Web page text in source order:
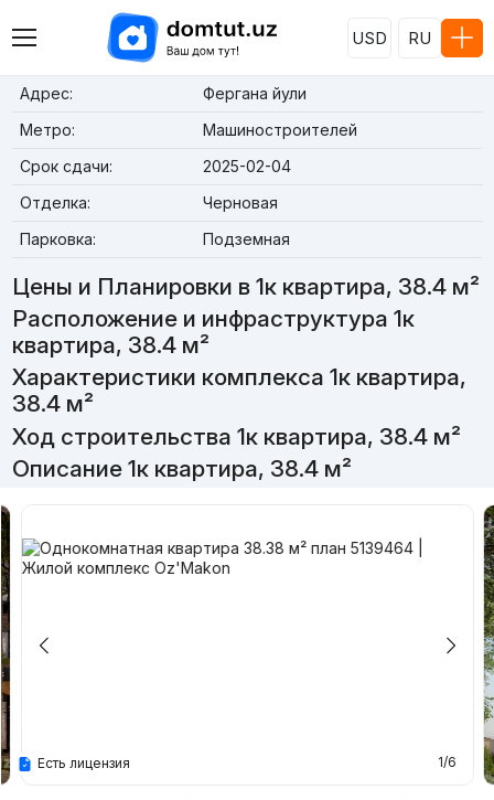
USD RU
Адрес:
Фергана йули
Метро:
Машиностроителей
Срок сдачи:
2025-02-04
Отделка:
Черновая
Парковка:
Подземная
Цены и Планировки в 1к квартира, 38.4 м²
Расположение и инфраструктура 1к
квартира, 38.4 м²
Характеристики комплекса 1к квартира,
38.4 м²
Ход строительства 1к квартира, 38.4 м²
Описание 1к квартира, 38.4 м²
1/6
Есть лицензия